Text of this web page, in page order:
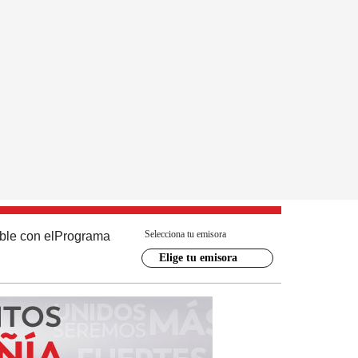
con el Programa Selecciona tu emisora
Elige tu emisora